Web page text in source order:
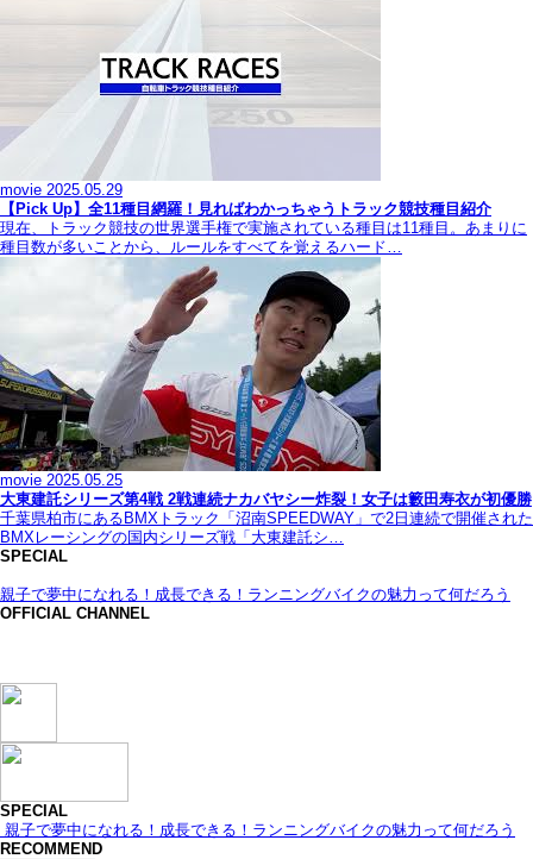
movie 2025.05.29
【Pick Up】全11種目網羅！見ればわかっちゃうトラック競技種目紹介
現在、トラック競技の世界選手権で実施されている種目は11種目。あまりに
種目数が多いことから、ルールをすべてを覚えるハード…
movie 2025.05.25
大東建託シリーズ第4戦 2戦連続ナカバヤシー炸裂！女子は籔田寿衣が初優勝
千葉県柏市にあるBMXトラック「沼南SPEEDWAY」で2日連続で開催された
BMXレーシングの国内シリーズ戦「大東建託シ…
SPECIAL
親子で夢中になれる！成長できる！ランニングバイクの魅力って何だろう
OFFICIAL CHANNEL
SPECIAL
親子で夢中になれる！成長できる！ランニングバイクの魅力って何だろう
RECOMMEND